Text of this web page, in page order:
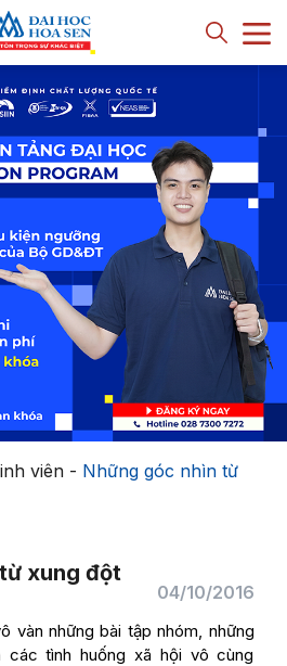
viên- Những góc nhìn từ
xung đột
04/10/2016
vàn những bài tập nhóm, những
các tình huống xã hội vô cùng